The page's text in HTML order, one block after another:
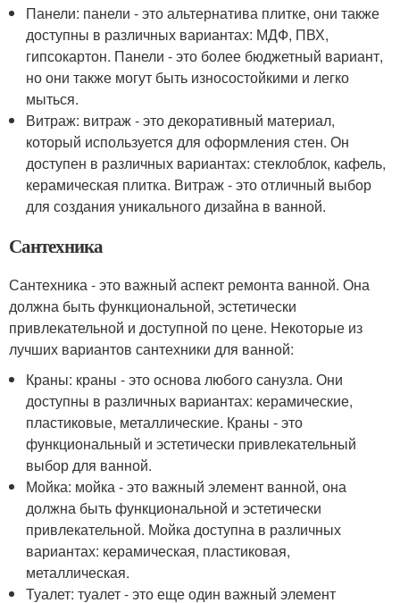
Панели: панели - это альтернатива плитке, они также
доступны в различных вариантах: МДФ, ПВХ,
гипсокартон. Панели - это более бюджетный вариант,
но они также могут быть износостойкими и легко
мыться.
Витраж: витраж - это декоративный материал,
который используется для оформления стен. Он
доступен в различных вариантах: стеклоблок, кафель,
керамическая плитка. Витраж - это отличный выбор
для создания уникального дизайна в ванной.
Сантехника
Сантехника - это важный аспект ремонта ванной. Она
должна быть функциональной, эстетически
привлекательной и доступной по цене. Некоторые из
лучших вариантов сантехники для ванной:
Краны: краны - это основа любого санузла. Они
доступны в различных вариантах: керамические,
пластиковые, металлические. Краны - это
функциональный и эстетически привлекательный
выбор для ванной.
Мойка: мойка - это важный элемент ванной, она
должна быть функциональной и эстетически
привлекательной. Мойка доступна в различных
вариантах: керамическая, пластиковая,
металлическая.
Туалет: туалет - это еще один важный элемент